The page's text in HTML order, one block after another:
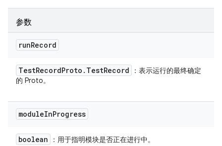
参数
runRecord
TestRecordProto . TestRecord
：表示运行的最终确定
的 Proto。
moduleInProgress
boolean ：用于指明模块是否正在进行中。